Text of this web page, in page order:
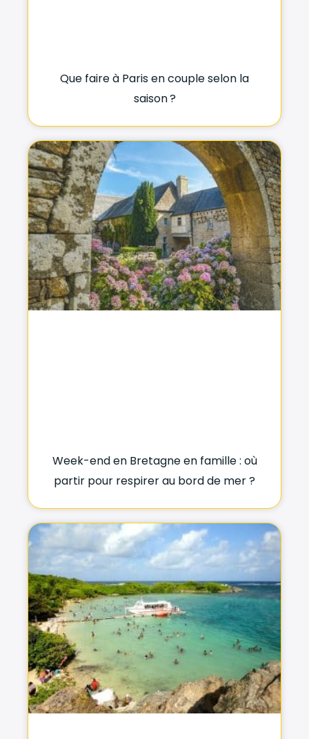
Que faire à Paris en couple selon la
saison ?
Week-end en Bretagne en famille : où
partir pour respirer au bord de mer ?